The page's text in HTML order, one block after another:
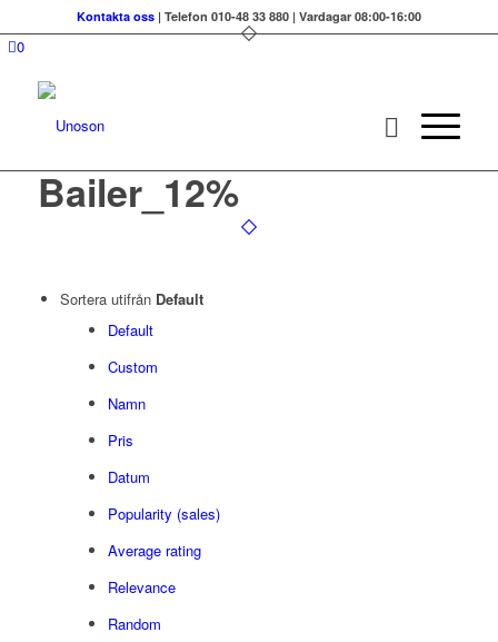
Kontakta oss| Telefon 010-48 33 880 | Vardagar 08:00-16:00
0
Bailer_12%
Sortera utifrån Default
Default
Custom
Namn
Pris
Datum
Popularity (sales)
Average rating
Relevance
Random